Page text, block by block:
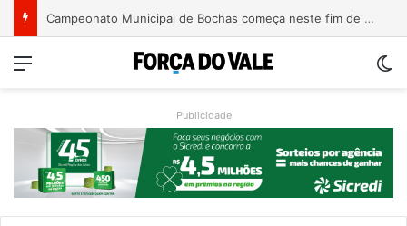
Turismo de Relvado ganha destaque na Turisvales 2026 com apresentação do Caminho da Fé e Devoção
Menu
Publicidade